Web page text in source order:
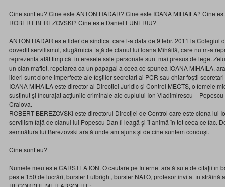
Cine sunt eu? Cine este ANTON HADAR? Cine este IOANA MIHAILA? Cine
ROBERT BEREZOVSKI? Cine este Daniel FUNERIU?
ANTON HADAR este lider de sindicat care l-a data de 9 febr. 2011 la Colegiul
dovedit servilismul, slugărnicia faţă de clanul lui Ioana Mihăilă, care nu m-a
reprezenta atât timp cât interesele sale personale sunt mai presus de lege.
un clan mafiot, repetarea ca un papagal a ceea ce spunea IOANA MIHAILA,
lideri sunt clone imperfecte ale foştilor secretari ai PCR sau chiar foştii
IOANA MIHAILA este director al Direcţiei Juridic şi Control MECTS, o femeie
susţinut şi încurajat acţiunile criminale ale cuplului Ion Vladimirescu –
Craiova.
ROBERT BEREZOVSKI este directorul Direcţiei de Control care este clona lui
servilism faţă de clanul lui Popescu Dan îi leagă şi îi animă în tot ceea ce fac.
semnătura lui Berezovski arată unde am ajuns şi de cine suntem conduşi.
Cine sunt eu?
Numele meu este CARSTEA ION. O cautare pe Internet arată sute de citaţii în
peste 150 de lucrări, bursier Fulbright, bursier NATO, profesor invitat în